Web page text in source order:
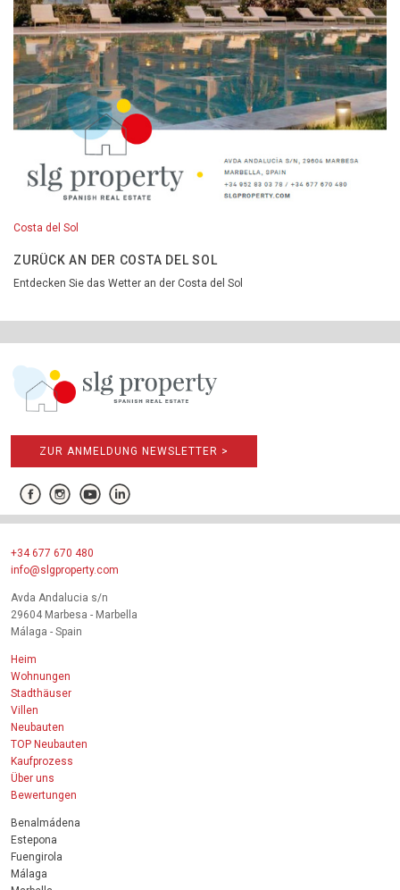
Costa del Sol
ZURÜCK AN DER COSTA DEL SOL
Entdecken Sie das Wetter an der Costa del Sol
ZUR ANMELDUNG NEWSLETTER >
+34 677 670 480
info@slgproperty.com
Avda Andalucia s/n
29604 Marbesa - Marbella
Málaga - Spain
Heim
Wohnungen
Stadthäuser
Villen
Neubauten
TOP Neubauten
Kaufprozess
Über uns
Bewertungen
Benalmádena
Estepona
Fuengirola
Málaga